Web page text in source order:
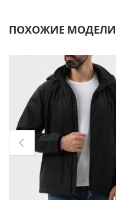
ПОХОЖИЕ МОДЕЛИ